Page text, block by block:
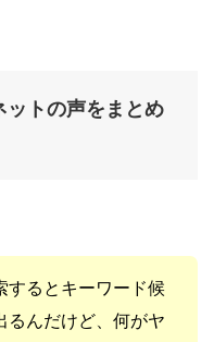
ットの声をまとめ
するとキーワード候
るんだけど、何がヤ